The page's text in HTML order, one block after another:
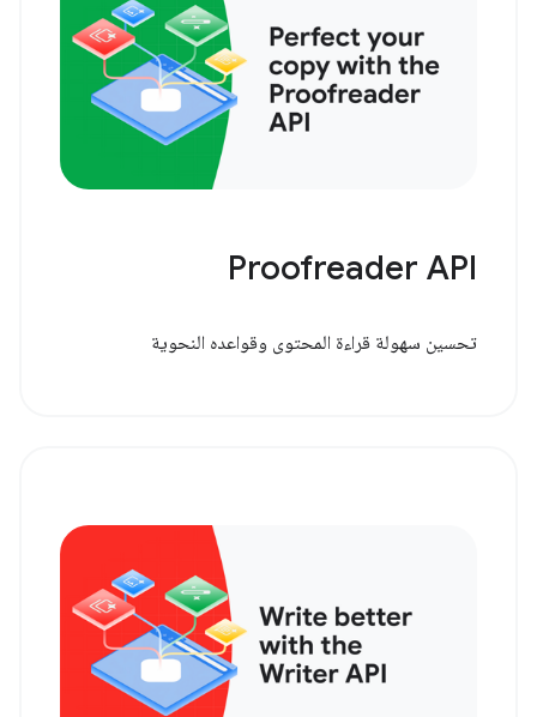
Proofreader API
تحسين سهولة قراءة المحتوى وقواعده النحوية